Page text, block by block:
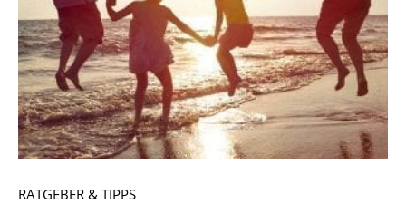
RATGEBER & TIPPS